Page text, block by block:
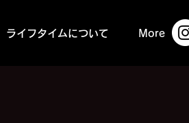
ライフタイムについて More